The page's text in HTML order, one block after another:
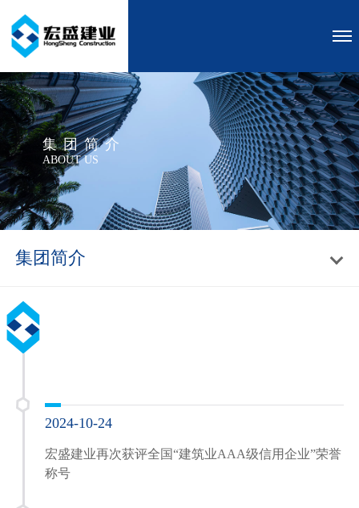
集团简介
ABOUT US
集团简介
2024-10-24
宏盛建业再次获评全国“建筑业AAA级信用企业”荣誉
称号